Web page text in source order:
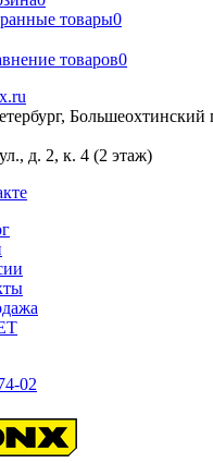
товары0
товаров0
Большеохтинский
д. 2, к. 4 (2 этаж)
02